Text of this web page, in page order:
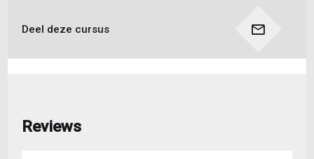
Deel deze cursus
Reviews